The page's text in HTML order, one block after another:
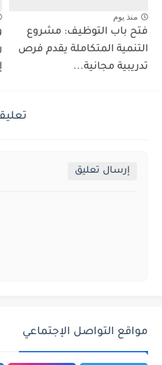
منذ يوم
فتح باب التوظيف: مشروع
التنمية المتكاملة يقدم فرص
تدريبية مجانية...
إرسال تعليق
مواقع التواصل الإجتماعي